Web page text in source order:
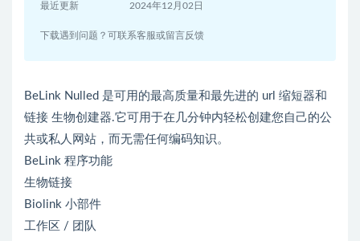
最近更新 2024年12月02日
下载遇到问题？可联系客服或留言反馈
BeLink Nulled 是可用的最高质量和最先进的 url 缩短器和
链接 生物创建器.它可用于在几分钟内轻松创建您自己的公
共或私人网站，而无需任何编码知识。
BeLink 程序功能
生物链接
Biolink 小部件
工作区 / 团队